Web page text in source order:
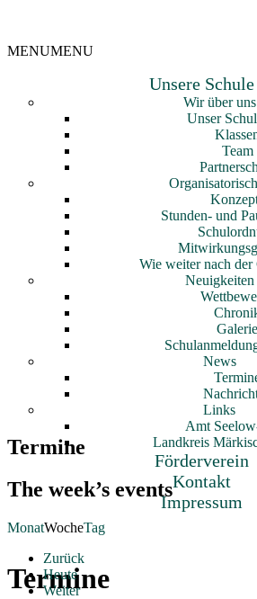
MENUMENU
Unsere Schule
Wir über uns
Unser
Team
Stunden- und
Wie weiter nach der
Neuigkeiten
Galerie
News
Links
Amt
Landkreis
Förderverein
Kontakt
Impressum
Termine
Termine
The week’s events
MonatWocheTag
Zurück
Heute
Weiter